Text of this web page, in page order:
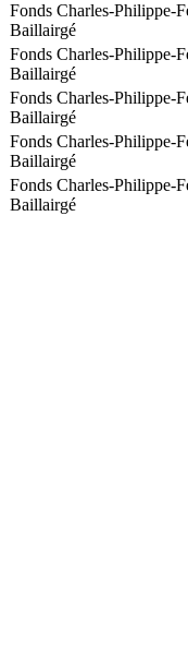
Fonds Charles-Philippe-
Baillairgé
Fonds Charles-Philippe-
Baillairgé
Fonds Charles-Philippe-
Baillairgé
Fonds Charles-Philippe-
Baillairgé
Fonds Charles-Philippe-
Baillairgé